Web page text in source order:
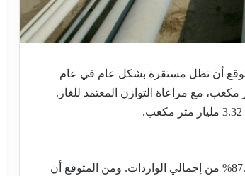
أن تظل مستقرة بشكل عام في عام
أن تصل إجمالي الشحنات إلى 3.34 مليار متر مكعب، مع مراعاة التوازن المعتمد للغاز.
ستظل أذربيجان المورد الرئيسي للغاز لجورجيا، حيث تستحوذ على 87.6% من إجمالي الواردات. ومن المتوقع أن